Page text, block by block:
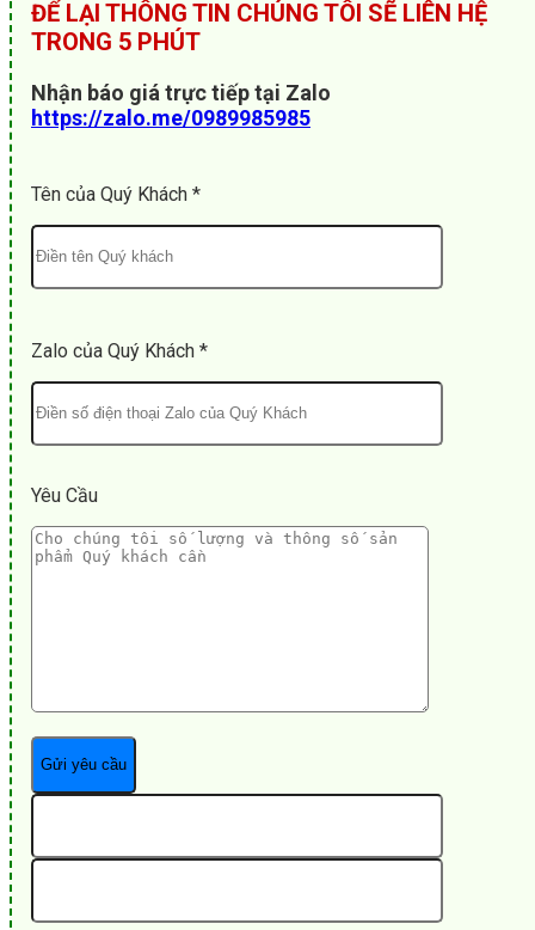
ĐỂ LẠI THÔNG TIN CHÚNG TÔI SẼ LIÊN HỆ
TRONG 5 PHÚT
Nhận báo giá trực tiếp tại Zalo
https://zalo.me/0989985985
Tên của Quý Khách *
Zalo của Quý Khách *
Yêu Cầu